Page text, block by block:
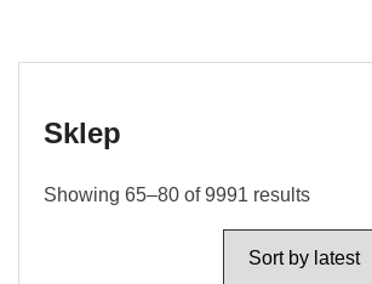
Sklep
Showing 65–80 of 9991 results